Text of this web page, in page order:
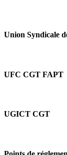
Union Syndicale
UFC CGT FAPT
UGICT CGT